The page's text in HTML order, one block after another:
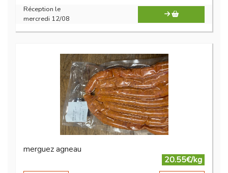
Réception le
mercredi 12/08
merguez agneau
20.55€/kg